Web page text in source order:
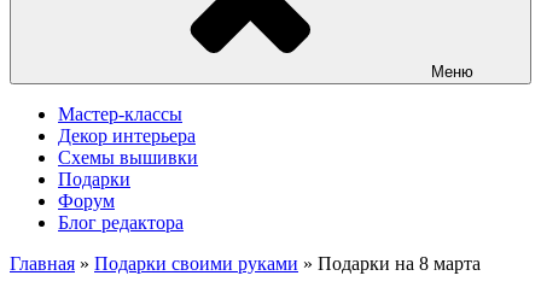
Меню
Мастер-классы
Декор интерьера
Схемы вышивки
Подарки
Форум
Блог редактора
Главная » Подарки своими руками » Подарки на 8 марта